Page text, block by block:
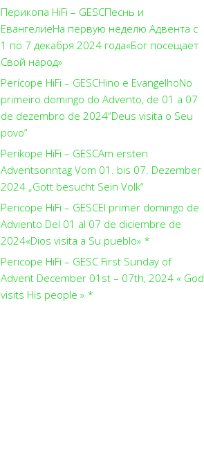
Перикопа HiFi – GESCПеснь и
ЕвангелиеНа первую неделю Адвента с
1 по 7 декабря 2024 года«Бог посещает
Свой народ»
Perícope HiFi – GESCHino e EvangelhoNo
primeiro domingo do Advento, de 01 a 07
de dezembro de 2024“Deus visita o Seu
povo”
Perikope HiFi – GESCAm ersten
Adventsonntag Vom 01. bis 07. Dezember
2024 „Gott besucht Sein Volk“
Pericope HiFi – GESCEl primer domingo de
Adviento Del 01 al 07 de diciembre de
2024«Dios visita a Su pueblo» *
Pericope HiFi – GESC First Sunday of
Advent December 01st – 07th, 2024 « God
visits His people » *